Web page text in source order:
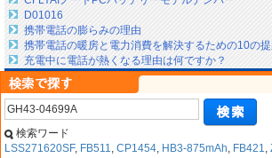
D01016
携帯電話の膨らみの理由
携帯電話の暖房と電力消費を解決するための10の
充電中に電話が熱くなる理由は何ですか？
検索ワード
LSS271620SF, FB511, CP1454, HB3-875mAh, FB421,